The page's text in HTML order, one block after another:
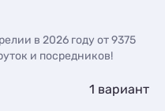
в 2026 году от 9375
и посредников!
1 вариант